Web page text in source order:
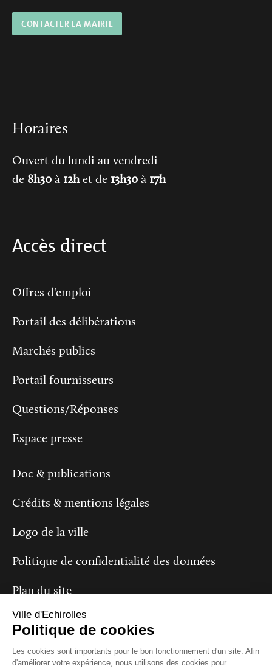
CONTACTER LA MAIRIE
Horaires
Ouvert du lundi au vendredi
de 8h30 à 12het de 13h30 à 17h
Accès direct
Offres d'emploi
Portail des délibérations
Marchés publics
Portail fournisseurs
Questions/Réponses
Espace presse
Doc & publications
Crédits & mentions légales
Logo de la ville
Politique de confidentialité des données
Plan du site
Suivez-nous
Ville d'Echirolles
Politique de cookies
Les cookies sont importants pour le bon fonctionnement d'un site. Afin
d'améliorer votre expérience, nous utilisons des cookies pour